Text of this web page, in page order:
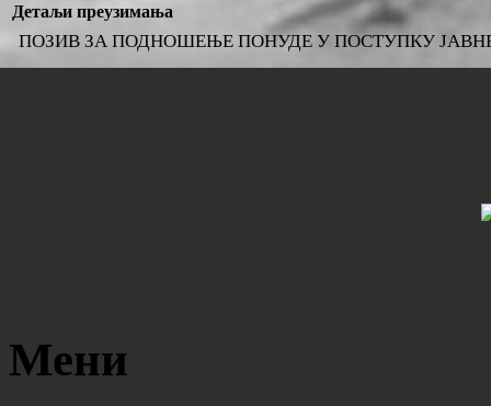
Детаљи преузимања
ПОЗИВ ЗА ПОДНОШЕЊЕ ПОНУДЕ У ПОСТУПКУ ЈАВНЕ
Мени